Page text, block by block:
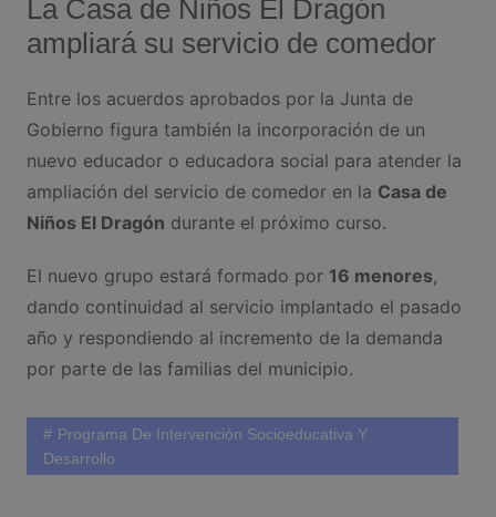
La Casa de Niños El Dragón
ampliará su servicio de comedor
Entre los acuerdos aprobados por la Junta de
Gobierno figura también la incorporación de un
nuevo educador o educadora social para atender la
ampliación del servicio de comedor en la Casa de
Niños El Dragón durante el próximo curso.
El nuevo grupo estará formado por 16 menores,
dando continuidad al servicio implantado el pasado
año y respondiendo al incremento de la demanda
por parte de las familias del municipio.
Programa De Intervención Socioeducativa Y
Desarrollo